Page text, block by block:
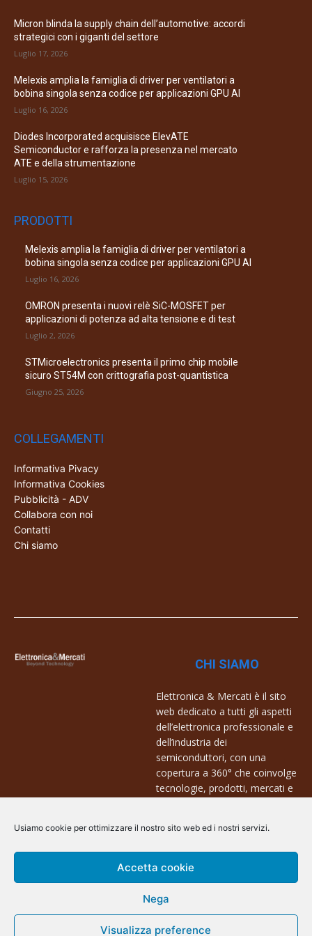
Usiamo cookie per ottimizzare il nostro sito web ed i nostri servizi.
Accetta cookie
Nega
Visualizza preference
Micron blinda la supply chain dell’automotive: accordi
strategici con i giganti del settore
Luglio 17, 2026
Melexis amplia la famiglia di driver per ventilatori a
bobina singola senza codice per applicazioni GPU AI
Luglio 16, 2026
Diodes Incorporated acquisisce ElevATE
Semiconductor e rafforza la presenza nel mercato
ATE e della strumentazione
Luglio 15, 2026
PRODOTTI
Melexis amplia la famiglia di driver per ventilatori a
bobina singola senza codice per applicazioni GPU AI
Luglio 16, 2026
OMRON presenta i nuovi relè SiC-MOSFET per
applicazioni di potenza ad alta tensione e di test
Luglio 2, 2026
STMicroelectronics presenta il primo chip mobile
sicuro ST54M con crittografia post-quantistica
Giugno 25, 2026
COLLEGAMENTI
Informativa Pivacy
Informativa Cookies
Pubblicità - ADV
Collabora con noi
Contatti
Chi siamo
CHI SIAMO
Elettronica & Mercati è il sito
web dedicato a tutti gli aspetti
dell’elettronica professionale e
dell’industria dei
semiconduttori, con una
copertura a 360° che coinvolge
tecnologie, prodotti, mercati e
Contatti:
info@arscommunication.it
@ArsCommunication 2023